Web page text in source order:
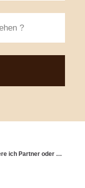
Wie sichere ich Partner oder Kinder finanziell im Todesfall ab?